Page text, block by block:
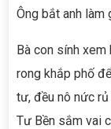
Ông bắt anh làm
Bà con sính
rong khắp phố
tư, đều nô nức
Tư Bền sắm vai